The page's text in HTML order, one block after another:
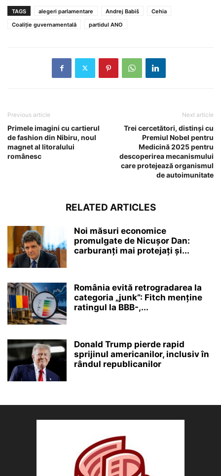
TAGS alegeri parlamentare Andrej Babiš
Cehia
Coaliție guvernamentală
partidul ANO
Previous article
Primele imagini cu cartierul
de fashion din Nibiru, noul
magnet al litoralului
românesc
Next article
Trei cercetători, distinși cu
Premiul Nobel pentru
Medicină 2025 pentru
descoperirea mecanismului
care protejează organismul
de autoimunitate
RELATED ARTICLES
Noi măsuri economice
promulgate de Nicușor Dan:
carburanți mai protejați și...
România evită retrogradarea la
categoria „junk”: Fitch menține
ratingul la BBB-,...
Donald Trump pierde rapid
sprijinul americanilor, inclusiv în
rândul republicanilor